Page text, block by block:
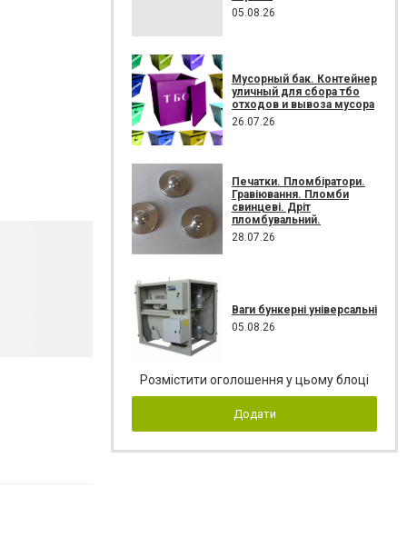
05.08.26
Мусорный бак. Контейнер
уличный для сбора тбо
отходов и вывоза мусора
26.07.26
Печатки. Пломбіратори.
Гравіювання. Пломби
свинцеві. Дріт
пломбувальний.
28.07.26
Ваги бункерні універсальні
05.08.26
Розмістити оголошення у цьому блоці
Додати